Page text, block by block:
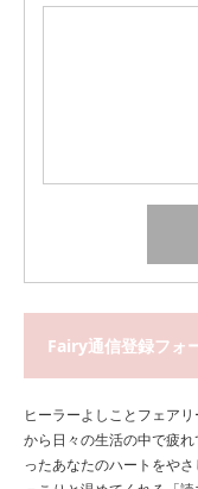
Fairy通信登録フォ
ヒーラーよしことフェアリ
から日々の生活の中で疲れ
ったあなたのハートをやさ